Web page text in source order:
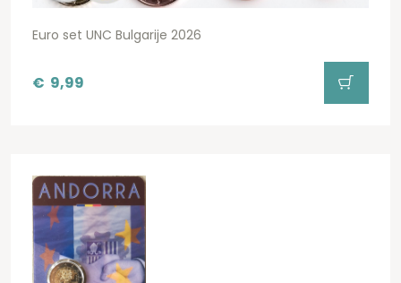
Euro set UNC Bulgarije 2026
€ 9,99